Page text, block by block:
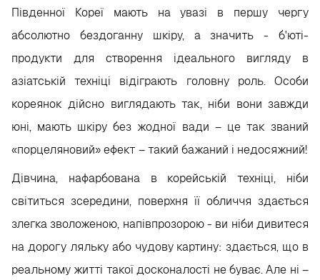
Південної Кореї мають на увазі в першу чергу
абсолютно бездоганну шкіру, а значить - б'юті-
продукти для створення ідеального вигляду в
азіатській техніці відіграють головну роль. Особи
кореянок дійсно виглядають так, ніби вони завжди
юні, мають шкіру без жодної вади – це так званий
«порцеляновий» ефект – такий бажаний і недосяжний!
Дівчина, нафарбована в корейській техніці, ніби
світиться зсередини, поверхня її обличчя здається
злегка зволоженою, напівпрозорою - ви ніби дивитеся
на дорогу ляльку або чудову картину: здається, що в
реальному житті такої досконалості не буває. Але ні –